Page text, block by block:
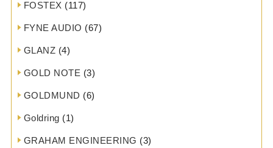
FOSTEX (117)
FYNE AUDIO (67)
GLANZ (4)
GOLD NOTE (3)
GOLDMUND (6)
Goldring (1)
GRAHAM ENGINEERING (3)